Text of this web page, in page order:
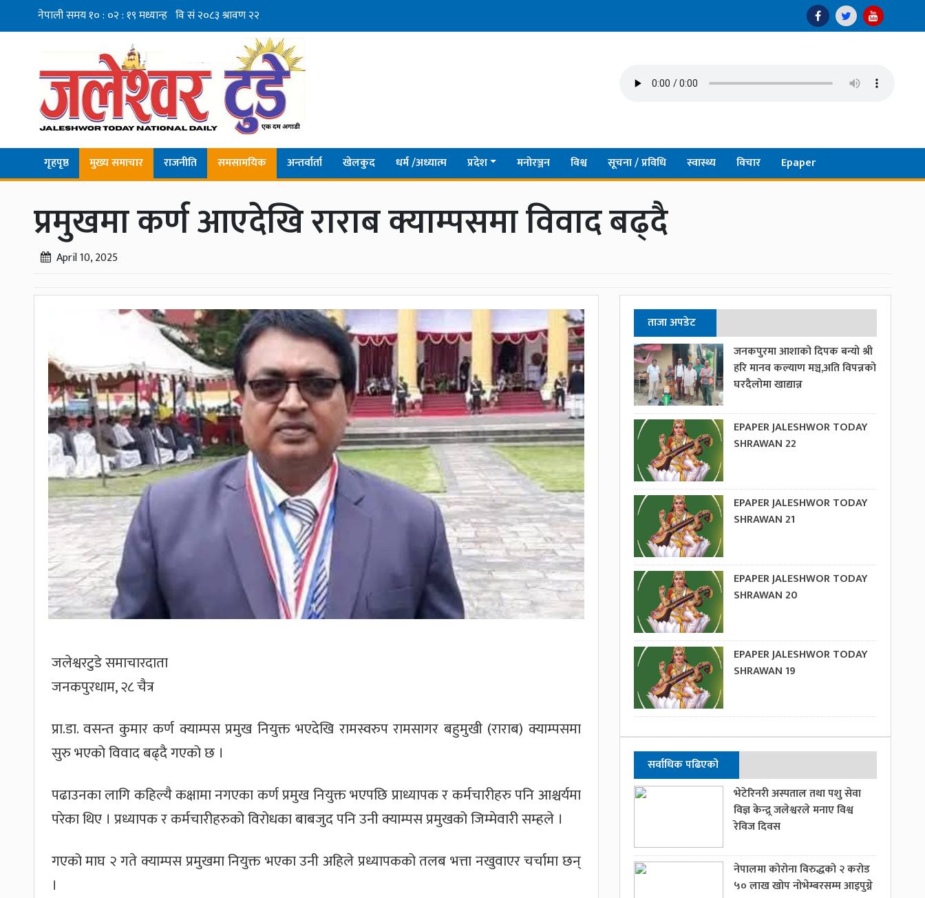
गृहपृष्ठ मुख्य समाचार राजनीति समसामयिक अन्तर्वार्ता खेलकुद धर्म /अध्यात्म प्रदेश मनोरञ्जन विश्व सूचना / प्रविधि स्वास्थ्य विचार Epaper
प्रमुखमा कर्ण आएदेखि राराब क्याम्पसमा विवाद बढ्दै
April 10, 2025
जलेश्वरटुडे समाचारदाता
जनकपुरधाम, २८ चैत्र
प्रा.डा. वसन्त कुमार कर्ण क्याम्पस प्रमुख नियुक्त भएदेखि रामस्वरुप रामसागर बहुमुखी (राराब) क्याम्पसमा
सुरु भएको विवाद बढ्दै गएको छ ।
पढाउनका लागि कहिल्यै कक्षामा नगएका कर्ण प्रमुख नियुक्त भएपछि प्राध्यापक र कर्मचारीहरु पनि आश्चर्यमा
परेका थिए । प्रध्यापक र कर्मचारीहरुको विरोधका बाबजुद पनि उनी क्याम्पस प्रमुखको जिम्मेवारी सम्हले ।
गएको माघ २ गते क्याम्पस प्रमुखमा नियुक्त भएका उनी अहिले प्रध्यापकको तलब भत्ता नखुवाएर चर्चामा छन्
।
ताजा अपडेट
जनकपुरमा आशाको दिपक बन्यो श्री
हरि मानव कल्याण मञ्च,अति विपन्नको
घरदैलोमा खाद्यान्न
EPAPER JALESHWOR TODAY
SHRAWAN 22
EPAPER JALESHWOR TODAY
SHRAWAN 21
EPAPER JALESHWOR TODAY
SHRAWAN 20
EPAPER JALESHWOR TODAY
SHRAWAN 19
सर्वाधिक पढिएको
भेटेरिनरी अस्पताल तथा पशु सेवा
विज्ञ केन्द्र्र जलेश्वरले मनाए विश्व
रेविज दिवस
नेपालमा कोरोना विरुद्धको २ करोड
५० लाख खोप नोभेम्बरसम्म आइपुग्ने